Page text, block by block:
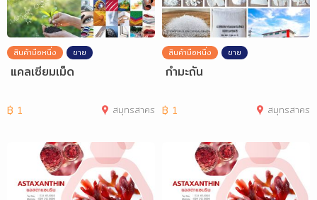
สินค้ามือหนึ่ง ขาย
แคลเซียมเม็ด
฿ 1 สมุทรสาคร
สินค้ามือหนึ่ง ขาย
กำมะถัน
฿ 1 สมุทรสาคร